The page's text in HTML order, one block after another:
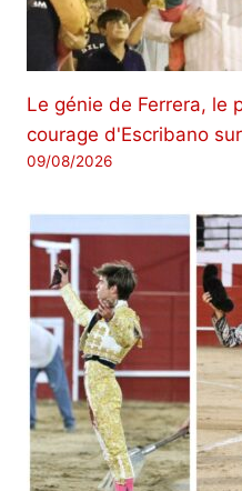
Le génie de Ferrera, le
courage d'Escribano
09/08/2026